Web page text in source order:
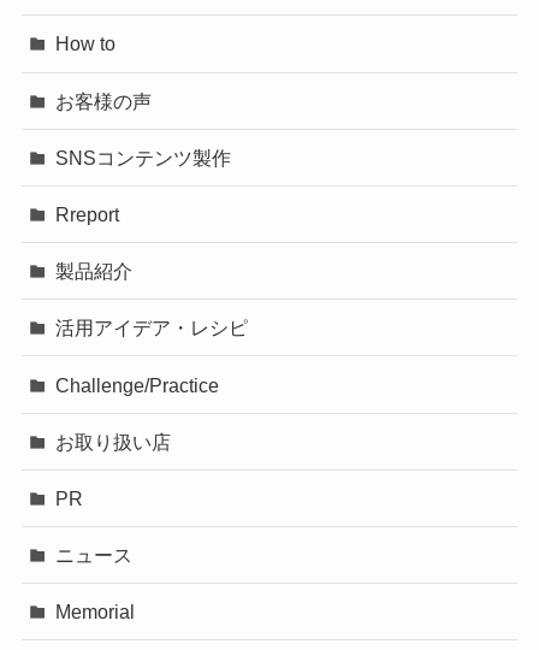
How to
お客様の声
SNSコンテンツ製作
Rreport
製品紹介
活用アイデア・レシピ
Challenge/Practice
お取り扱い店
PR
ニュース
Memorial